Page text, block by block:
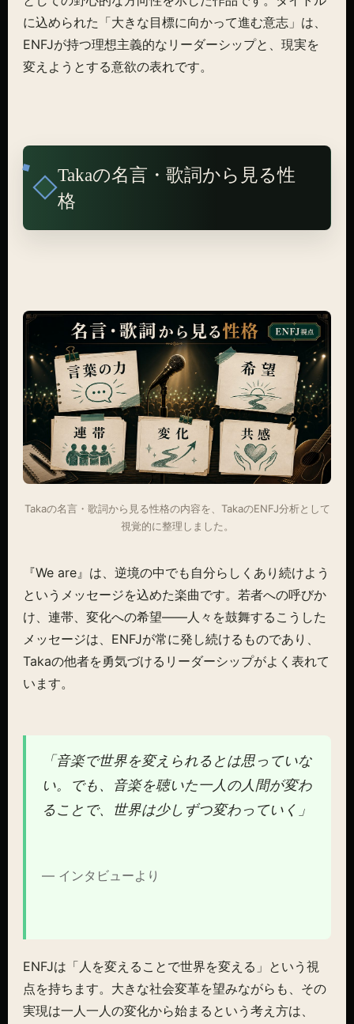
に込められた「大きな目標に向かって進む意志」は、
ENFJが持つ理想主義的なリーダーシップと、現実を
変えようとする意欲の表れです。
Takaの名言・歌詞から見る性
格
Takaの名言・歌詞から見る性格の内容を、TakaのENFJ分析として
視覚的に整理しました。
『We are』は、逆境の中でも自分らしくあり続けよう
というメッセージを込めた楽曲です。若者への呼びか
け、連帯、変化への希望——人々を鼓舞するこうした
メッセージは、ENFJが常に発し続けるものであり、
Takaの他者を勇気づけるリーダーシップがよく表れて
います。
「音楽で世界を変えられるとは思っていな
い。でも、音楽を聴いた一人の人間が変わ
ることで、世界は少しずつ変わっていく」
— インタビューより
ENFJは「人を変えることで世界を変える」という視
点を持ちます。大きな社会変革を望みながらも、その
実現は一人一人の変化から始まるという考え方は、